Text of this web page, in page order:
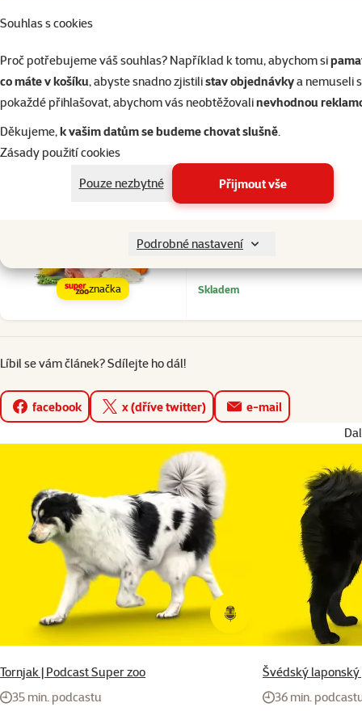
Souhlas s cookies
Proč potřebujeme váš souhlas? Například k tomu, abychom si
co máte v košíku, abyste snadno zjistilistav objednávkya nemuseli
pokaždé přihlašovat, abychom vás neobtěžovalinevhodnou
Děkujeme,k vašim datům se budeme chovat slušně.
Zásady použití cookies
Pouze nezbytné
Přijmout vše
Podrobné nastavení
Hodnocení 100%, počet
8×
Cena
Cena za 100 g: 6,1 Kč
značka Skladem
Líbil se vám článek? Sdílejte ho dál!
facebook x (dříve twitter)
e-mail
Tornjak | Podcast Super zoo
35 min. podcastu
Švédský laponský
36 min.